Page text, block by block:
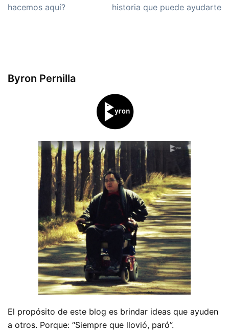
hacemos aquí?
historia que puede ayudarte
Byron Pernilla
El propósito de este blog es brindar ideas que ayuden
a otros. Porque: “Siempre que llovió, paró”.